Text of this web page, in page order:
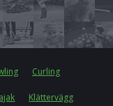
Curling
Klättervägg